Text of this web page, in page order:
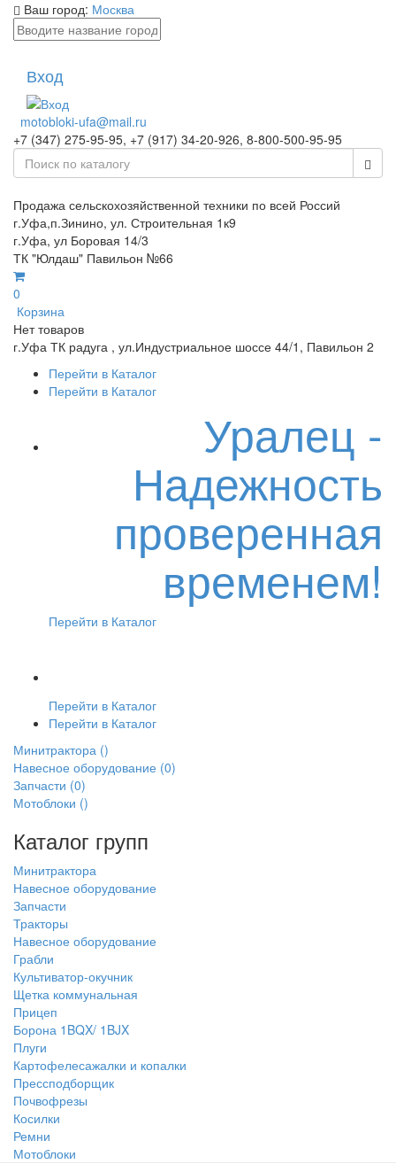
Ваш город: Москва
Вход
motobloki-ufa@mail.ru
+7 (347) 275-95-95, +7 (917) 34-20-926, 8-800-500-95-95
Продажа сельскохозяйственной техники по всей Россий
г.Уфа,п.Зинино, ул. Строительная 1к9
г.Уфа, ул Боровая 14/3
ТК "Юлдаш" Павильон №66
0
Корзина
Нет товаров
г.Уфа ТК радуга , ул.Индустриальное шоссе 44/1, Павильон 2
Перейти в Каталог
Перейти в Каталог
Уралец -
Надежность
проверенная
временем!
Перейти в Каталог
Перейти в Каталог
Перейти в Каталог
Минитрактора ()
Навесное оборудование (0)
Запчасти (0)
Мотоблоки ()
Каталог групп
Минитрактора
Навесное оборудование
Запчасти
Тракторы
Навесное оборудование
Грабли
Культиватор-окучник
Щетка коммунальная
Прицеп
Борона 1BQX/ 1BJX
Плуги
Картофелесажалки и копалки
Прессподборщик
Почвофрезы
Косилки
Ремни
Мотоблоки